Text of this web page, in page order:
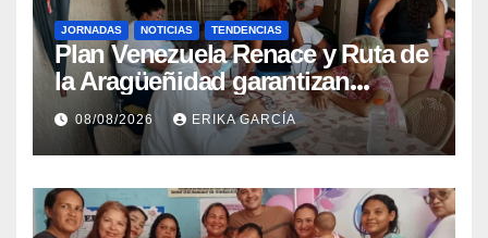
JORNADAS NOTICIAS TENDENCIAS
Plan Venezuela Renace y Ruta de
la Aragüeñidad garantizan
atención médica integral en
Aragua
08/08/2026 ERIKA GARCÍA